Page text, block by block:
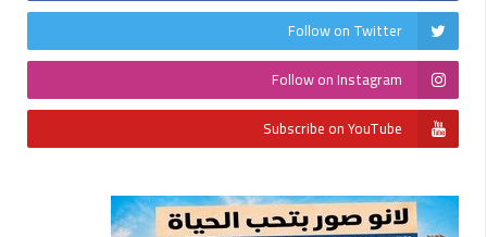
Follow on Twitter
Follow on Instagram
Subscribe on YouTube